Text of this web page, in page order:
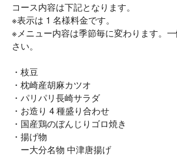
コース内容は下記となります。
※表示は 1 名様料金です。
※メニュー内容は季節毎に変わります。
さい。
・枝豆
・枕崎産胡麻カツオ
・パリパリ長崎サラダ
・お造り 4 種盛り合わせ
・国産鶏のぼんじりゴロ焼き
・揚げ物
ー大分名物 中津唐揚げ